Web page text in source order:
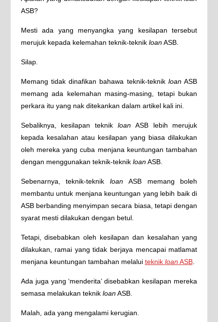
ASB?
Mesti ada yang menyangka yang kesilapan tersebut
merujuk kepada kelemahan teknik-teknik loanASB.
Silap.
Memang tidak dinafikan bahawa teknik-teknikloan ASB
memang ada kelemahan masing-masing, tetapi bukan
perkara itu yang nak ditekankan dalam artikel kali ini.
Sebaliknya, kesilapan teknik loan ASB lebih merujuk
kepada kesalahan atau kesilapan yang biasa dilakukan
oleh mereka yang cuba menjana keuntungan tambahan
dengan menggunakan teknik-teknik loanASB.
Sebenarnya, teknik-teknikloan ASB memang boleh
membantu untuk menjana keuntungan yang lebih baik di
ASB berbanding menyimpan secara biasa, tetapi dengan
syarat mesti dilakukan dengan betul.
Tetapi, disebabkan oleh kesilapan dan kesalahan yang
dilakukan, ramai yang tidak berjaya mencapai matlamat
menjana keuntungan tambahan melalui teknik loan ASB.
Ada juga yang ‘menderita’ disebabkan kesilapan mereka
semasa melakukan teknik loanASB.
Malah, ada yang mengalami kerugian.